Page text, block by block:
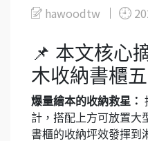
hawoodtw
📌 本文核心
木收納書櫃
爆量繪本的收納救星：
計，搭配上方可放置大
書櫃的收納坪效發揮到